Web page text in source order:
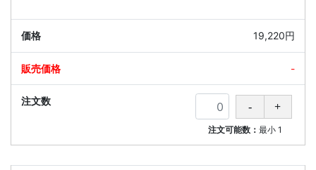
19,220円
-
注文可能数：最小 1